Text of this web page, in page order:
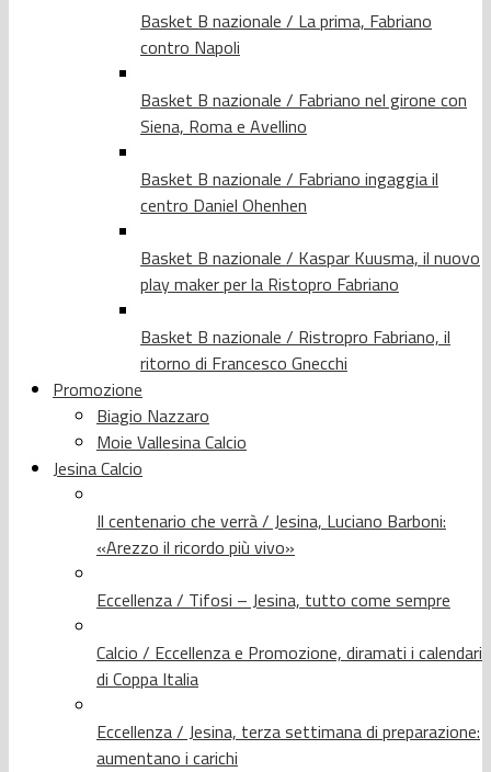
Basket B nazionale / La prima, Fabriano
contro Napoli
Basket B nazionale / Fabriano nel girone con
Siena, Roma e Avellino
Basket B nazionale / Fabriano ingaggia il
centro Daniel Ohenhen
Basket B nazionale / Kaspar Kuusma, il nuovo
play maker per la Ristopro Fabriano
Basket B nazionale / Ristropro Fabriano, il
ritorno di Francesco Gnecchi
Promozione
Biagio Nazzaro
Moie Vallesina Calcio
Jesina Calcio
Il centenario che verrà / Jesina, Luciano Barboni:
«Arezzo il ricordo più vivo»
Eccellenza / Tifosi – Jesina, tutto come sempre
Calcio / Eccellenza e Promozione, diramati i calendari
di Coppa Italia
Eccellenza / Jesina, terza settimana di preparazione:
aumentano i carichi